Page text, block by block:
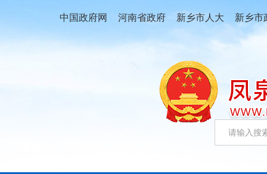
中国政府网 河南省政府 新乡市人大 新乡市